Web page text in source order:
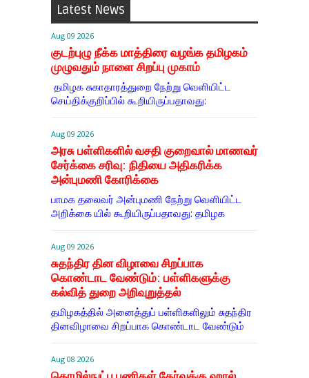
Latest News
Aug 09 2026
குடற்புழு நீக்க மாத்திரை வழங்க தமிழகம்
முழுவதும் நாளை சிறப்பு முகாம்
தமிழக சுகாதாரத்துறை நேற்று வெளியிட்ட
செய்திக்குறிப்பில் கூறியிருப்பதாவது:
Aug 09 2026
அரசு பள்ளிகளில் வசதி குறைவால் மாணவர்
சேர்க்கை சரிவு: நிதியை அதிகரிக்க
அன்புமணி கோரிக்கை
பாமக தலைவர் அன்புமணி நேற்று வெளியிட்ட
அறிக்கை யில் கூறியிருப்பதாவது: தமிழக
Aug 09 2026
சுதந்திர தின விழாவை சிறப்பாக
கொண்டாட வேண்டும்: பள்ளிகளுக்கு
கல்வித் துறை அறிவுறுத்தல்
தமிழகத்தில் அனைத்துப் பள்ளிகளிலும் சுதந்திர
தினவிழாவை சிறப்பாக கொண்டாட வேண்டும்
Aug 08 2026